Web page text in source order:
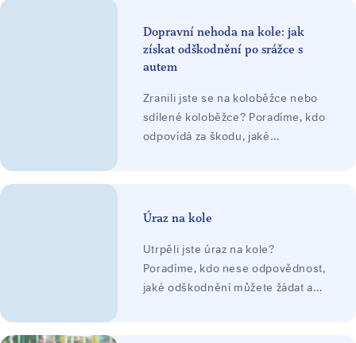
Dopravní nehoda na kole: jak
získat odškodnění po srážce s
autem
Zranili jste se na koloběžce nebo
sdílené koloběžce? Poradíme, kdo
odpovídá za škodu, jaké
Úraz na kole
Utrpěli jste úraz na kole?
Poradíme, kdo nese odpovědnost,
jaké odškodnění můžete žádat a